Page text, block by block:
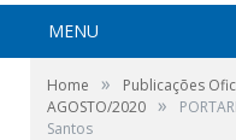
MENU
Home » Publicações
AGOSTO/2020 »
Santos